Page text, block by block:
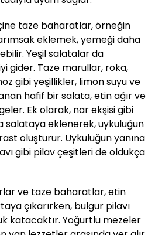
taze baharatlar, örneğin
eklemek, yemeği daha
Yeşil salatalar da
gider. Taze marullar, roka,
gibi yeşillikler, limon suyu ve
hafif bir salata, etin ağır ve
Ek olarak, nar ekşisi gibi
salataya eklenerek, uykuluğun
oluşturur. Uykuluğun yanına
gibi pilav çeşitleri de oldukça
ve taze baharatlar, etin
çıkarırken, bulgur pilavı
katacaktır. Yoğurtlu mezeler